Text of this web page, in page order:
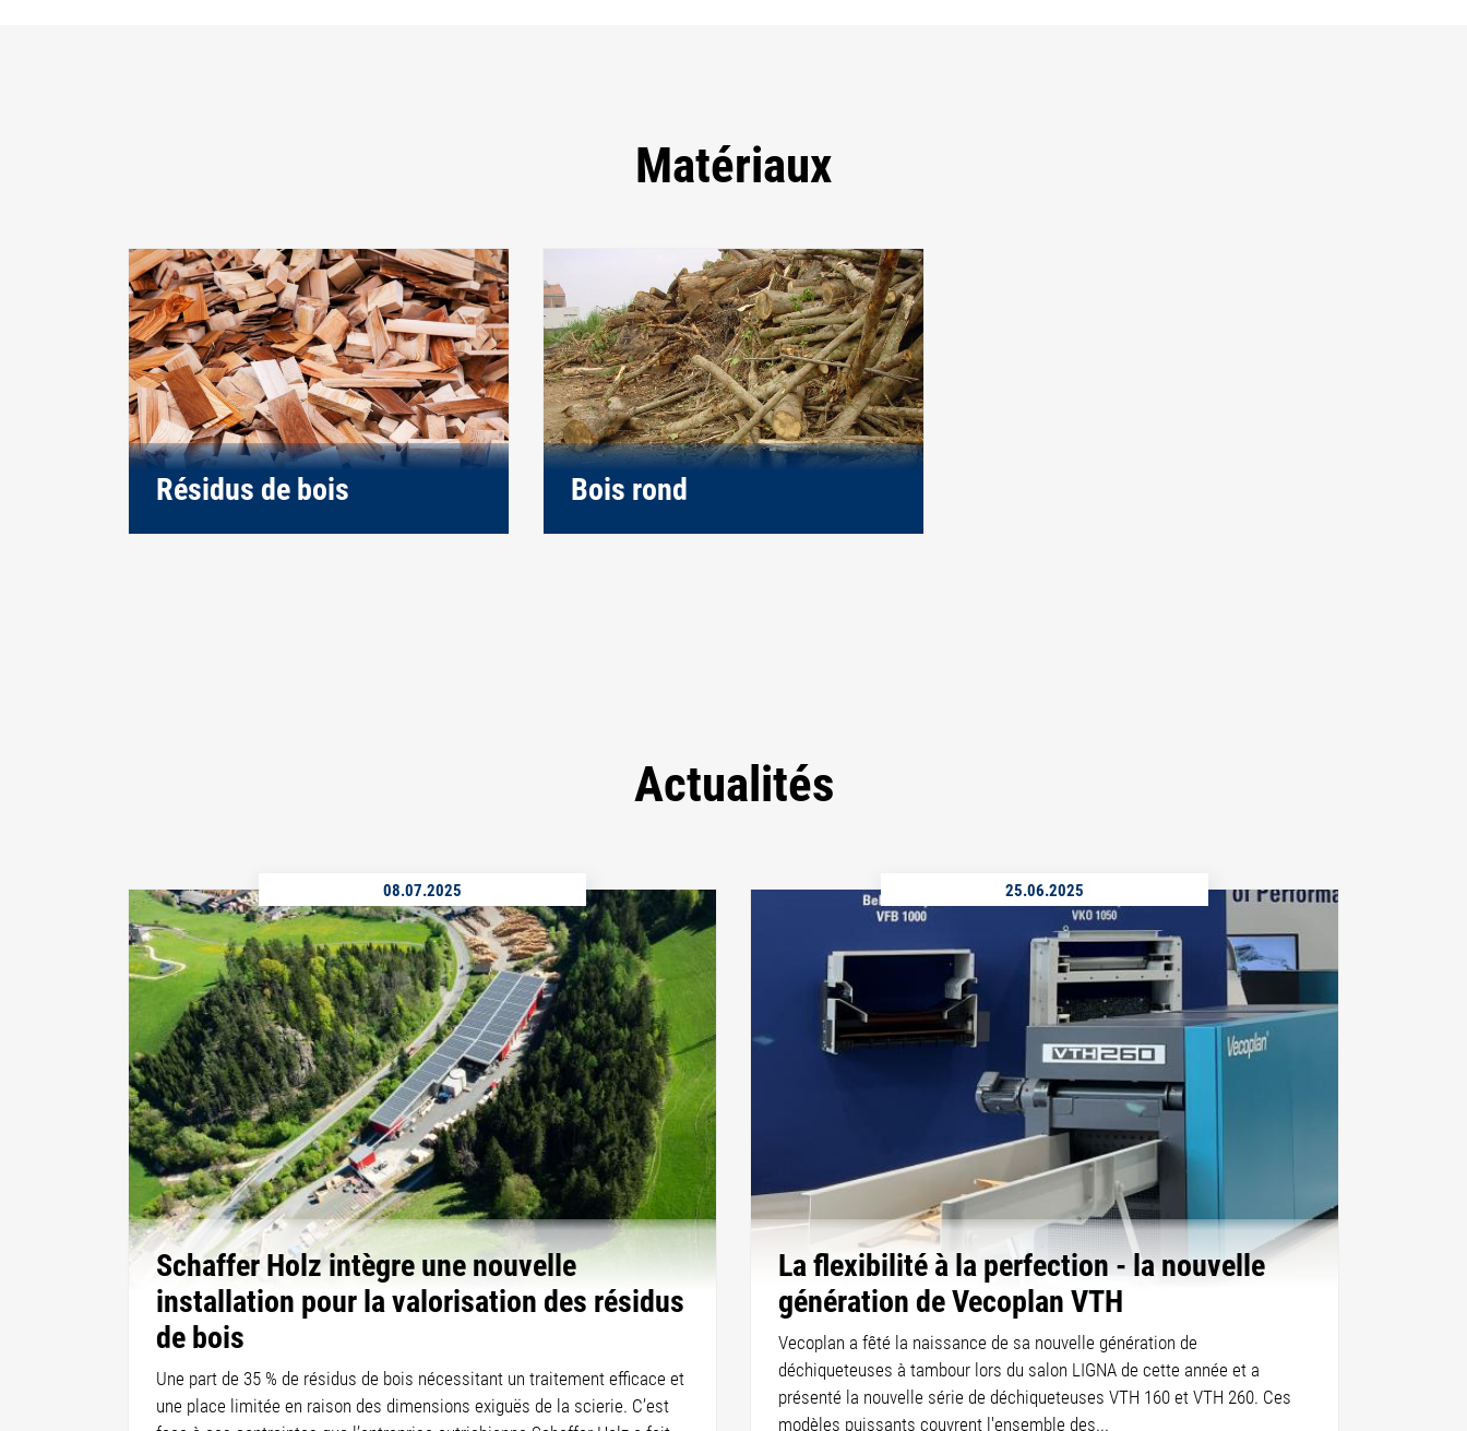
Matériaux
Résidus de bois Bois rond
Actualités
08.07.2025
Schaffer Holz intègre une nouvelle
installation pour la valorisation des résidus
de bois
Une part de 35 % de résidus de bois nécessitant un traitement efficace et
une place limitée en raison des dimensions exiguës de la scierie. C’est
25.06.2025
La flexibilité à la perfection - la nouvelle
génération de Vecoplan VTH
Vecoplan a fêté la naissance de sa nouvelle génération de
déchiqueteuses à tambour lors du salon LIGNA de cette année et a
présenté la nouvelle série de déchiqueteuses VTH 160 et VTH 260. Ces
modèles puissants couvrent l'ensemble des...